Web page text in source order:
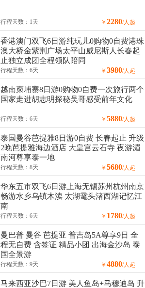
行程天数：1天 ￥ 2280/人起
香港澳门双飞6日游纯玩儿0购物0自费港珠
澳大桥金紫荆广场太平山威尼斯人长春起
止独立成团全程领队陪同
行程天数：6天 ￥ 3980/人起
越南柬埔寨8日游0购物0自费一次旅行两个
国家走进胡志明探秘吴哥感受前年文化
行程天数：6天 ￥ 5880/人起
泰国曼谷芭提雅8日游0自费 长春起止 升级
2晚芭提雅海边酒店 大皇宫云石寺 夜游湄
南河尊享泰一地
行程天数：8天 ￥ 5680/人起
华东五市双飞6日游上海无锡苏州杭州南京
畅游水乡乌镇木渎 太湖鼋头渚西湖记忆江
南
行程天数：6天 ￥ 1780/人起
曼巴普 曼谷 芭提亚 普吉岛5A尊享9日 全
程无自费 含签证 精品小团 出海金沙岛 泰
国全景游
行程天数：9天 ￥ 4880/人起
马来西亚沙巴7日游 美人鱼岛+马穆迪岛 升